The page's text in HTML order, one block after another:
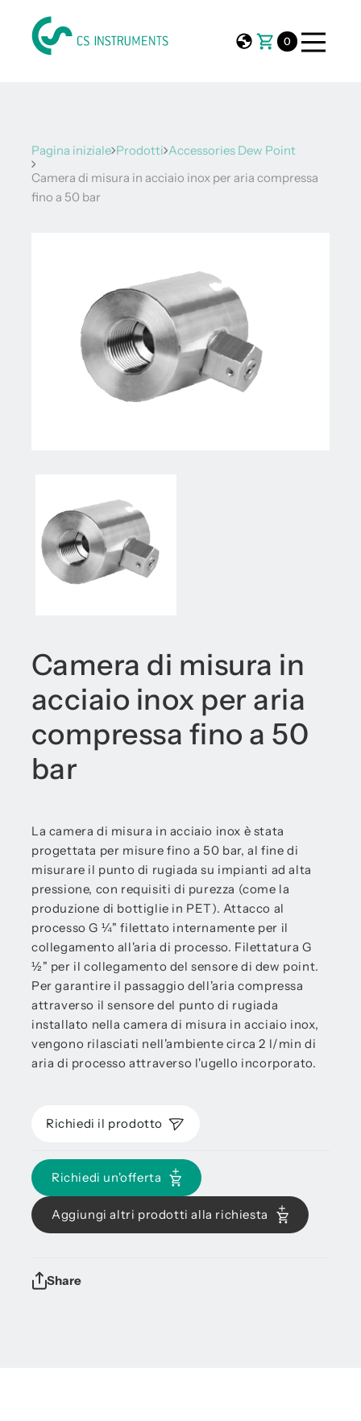
0
Pagina iniziale Prodotti Accessories Dew Point
Camera di misura in acciaio inox per aria compressa
fino a 50 bar
Camera di misura in
acciaio inox per aria
compressa fino a 50
bar
La camera di misura in acciaio inox è stata
progettata per misure fino a 50 bar, al fine di
misurare il punto di rugiada su impianti ad alta
pressione, con requisiti di purezza (come la
produzione di bottiglie in PET). Attacco al
processo G ¼" filettato internamente per il
collegamento all'aria di processo. Filettatura G
½" per il collegamento del sensore di dew point.
Per garantire il passaggio dell'aria compressa
attraverso il sensore del punto di rugiada
installato nella camera di misura in acciaio inox,
vengono rilasciati nell'ambiente circa 2 l/min di
aria di processo attraverso l'ugello incorporato.
Richiedi il prodotto
Richiedi un'offerta
Aggiungi altri prodotti alla richiesta
Share